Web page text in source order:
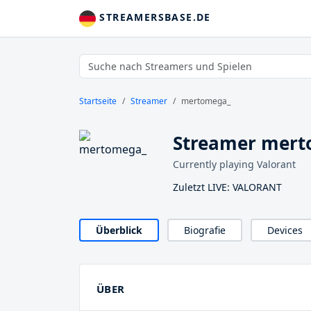
STREAMERSBASE.DE
Startseite Streamer mertomega_
Streamer
Currently playing Valorant
Zuletzt LIVE: VALORANT
Überblick Biografie Devices
ÜBER